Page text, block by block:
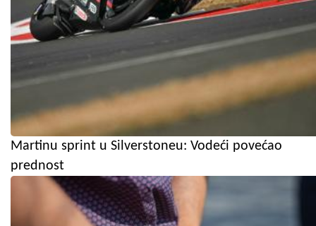
Martinu sprint u Silverstoneu: Vodeći povećao
prednost